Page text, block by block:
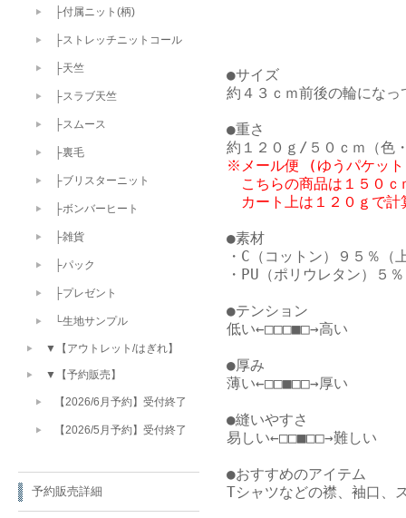
●サイズ
約４３ｃｍ前後の輪にな
●重さ
※メール便 (ゆうパケット
こちらの商品は１５０
カート上は１２０ｇで計
●素材
・C（コットン）９５％（
・PU（ポリウレタン）５％
●テンション
低い←□□□■□→高い
●厚み
薄い←□□■□□→厚い
●縫いやすさ
易しい←□□■□□→難しい
●おすすめのアイテム
Tシャツなどの襟、袖口、
├付属ニット(柄)
├ストレッチニットコール
├天竺
├スラブ天竺
├スムース
├裏毛
├ブリスターニット
├ボンバーヒート
├雑貨
├パック
├プレゼント
└生地サンプル
▼【アウトレット/はぎれ】
▼【予約販売】
【2026/6月予約】受付終了
【2026/5月予約】受付終了
予約販売詳細